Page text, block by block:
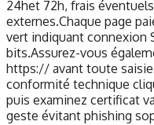
24het 72h, frais éventuels allant
externes.Chaque page
vert indiquant connexion
bits.Assurez-vous
https:// avant toute
conformité technique
puis examinez certificat
geste évitant phishing